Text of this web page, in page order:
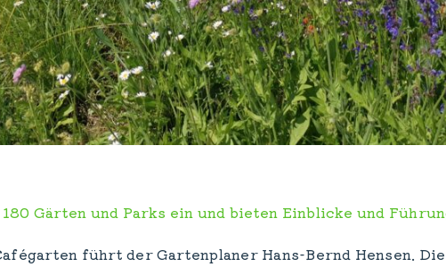
Gärten und Parks ein und bieten Einblicke und
führt der Gartenplaner Hans-Bernd Hensen.